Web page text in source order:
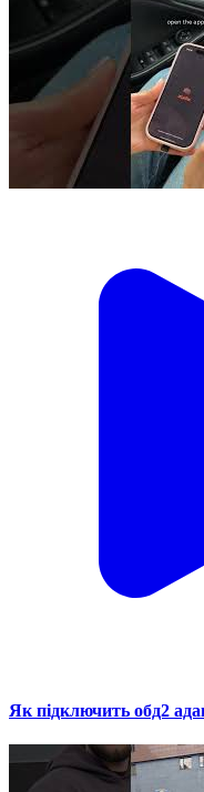
Як підключить обд2